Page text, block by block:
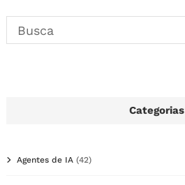
Categorias
Agentes de IA (42)